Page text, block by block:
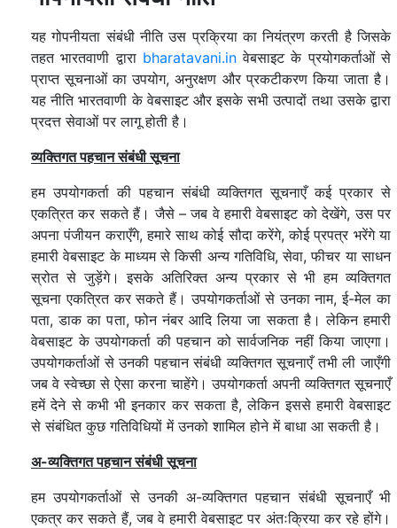
यह गोपनीयता संबंधी नीति उस प्रक्रिया का नियंत्रण करती है जिसके
तहत भारतवाणी द्वारा bharatavani.inवेबसाइट के प्रयोगकर्ताओं से
प्राप्त सूचनाओं का उपयोग, अनुरक्षण और प्रकटीकरण किया जाता है।
यह नीति भारतवाणी के वेबसाइट और इसके सभी उत्पादों तथा उसके द्वारा
प्रदत्त सेवाओं पर लागू होती है।
व्यक्तिगत पहचान संबंधी सूचना
हम उपयोगकर्ता की पहचान संबंधी व्यक्तिगत सूचनाएँ कई प्रकार से
एकत्रित कर सकते हैं। जैसे – जब वे हमारी वेबसाइट को देखेंगे, उस पर
अपना पंजीयन कराएँगे, हमारे साथ कोई सौदा करेंगे, कोई प्रपत्र भरेंगे या
हमारी वेबसाइट के माध्यम से किसी अन्य गतिविधि, सेवा, फीचर या साधन
स्रोत से जुड़ेंगे। इसके अतिरिक्त अन्य प्रकार से भी हम व्यक्तिगत
सूचना एकत्रित कर सकते हैं। उपयोगकर्ताओं से उनका नाम, ई-मेल का
पता, डाक का पता, फोन नंबर आदि लिया जा सकता है। लेकिन हमारी
वेबसाइट के उपयोगकर्ता की पहचान को सार्वजनिक नहीं किया जाएगा।
उपयोगकर्ताओं से उनकी पहचान संबंधी व्यक्तिगत सूचनाएँ तभी ली जाएँगी
जब वे स्वेच्छा से ऐसा करना चाहेंगे। उपयोगकर्ता अपनी व्यक्तिगत सूचनाएँ
हमें देने से कभी भी इनकार कर सकता है, लेकिन इससे हमारी वेबसाइट
से संबंधित कुछ गतिविधियों में उनको शामिल होने में बाधा आ सकती है।
अ-व्यक्तिगत पहचान संबंधी सूचना
हम उपयोगकर्ताओं से उनकी अ-व्यक्तिगत पहचान संबंधी सूचनाएँ भी
एकत्र कर सकते हैं, जब वे हमारी वेबसाइट पर अंतःक्रिया कर रहे होंगे।